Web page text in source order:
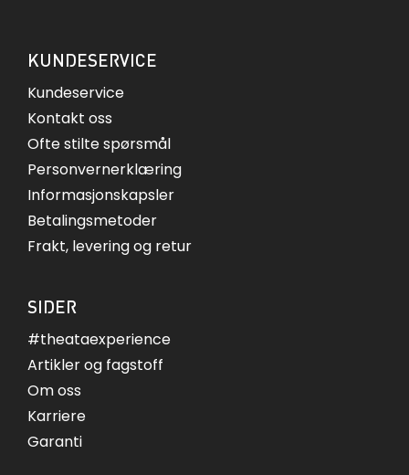
KUNDESERVICE
Kundeservice
Kontakt oss
Ofte stilte spørsmål
Personvernerklæring
Informasjonskapsler
Betalingsmetoder
Frakt, levering og retur
SIDER
#theataexperience
Artikler og fagstoff
Om oss
Karriere
Garanti